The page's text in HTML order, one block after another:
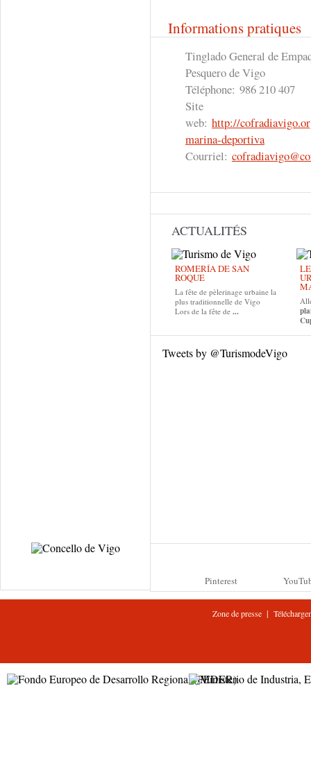
Informations pratiques
Tinglado General de
Pesquero de Vigo
Téléphone: 986 210 407
Site
web: http://
marina-deportiva
Courriel:
ACTUALITÉS
ROMERÍA DE SAN
ROQUE
La fête de pèlerinage urbaine la
plus traditionnelle de Vigo
Lors de la fête de ...
Tweets by @TurismodeVigo
Pinterest
Zone de presse |